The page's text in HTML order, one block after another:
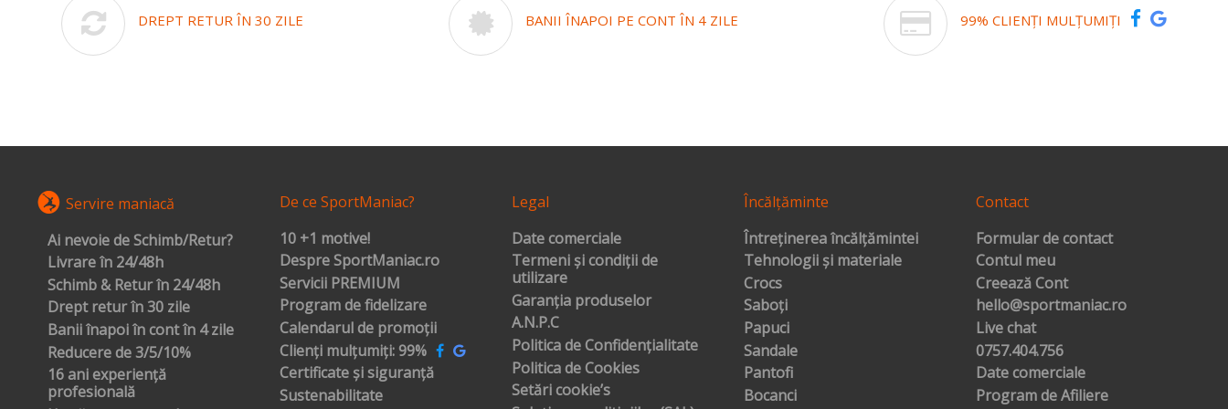
DREPT RETUR ÎN 30 ZILE BANII ÎNAPOI PE CONT ÎN 4 ZILE 99% CLIENȚI MULȚUMIȚI
Servire maniacă
Ai nevoie de Schimb/Retur?
Livrare în 24/48h
Schimb & Retur în 24/48h
Drept retur în 30 zile
Banii înapoi în cont în 4 zile
Reducere de 3/5/10%
16 ani experiență
profesională
De ce SportManiac?
10 +1 motive!
Despre SportManiac.ro
Servicii PREMIUM
Program de fidelizare
Calendarul de promoții
Clienți mulțumiți: 99%
Certificate și siguranță
Sustenabilitate
Legal
Date comerciale
Termeni și condiții de
utilizare
Garanția produselor
A.N.P.C
Politica de Confidențialitate
Politica de Cookies
Setări cookie’s
Încălțăminte
Întreținerea încălțămintei
Tehnologii și materiale
Crocs
Saboți
Papuci
Sandale
Pantofi
Bocanci
Contact
Formular de contact
Contul meu
Creează Cont
hello@sportmaniac.ro
Live chat
0757.404.756
Date comerciale
Program de Afiliere